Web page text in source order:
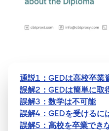
通説1：GEDは高校卒業
誤解2：GEDは簡単に取
誤解3：数学は不可能
誤解4：GEDを受けるに
誤解5：高校を卒業でき